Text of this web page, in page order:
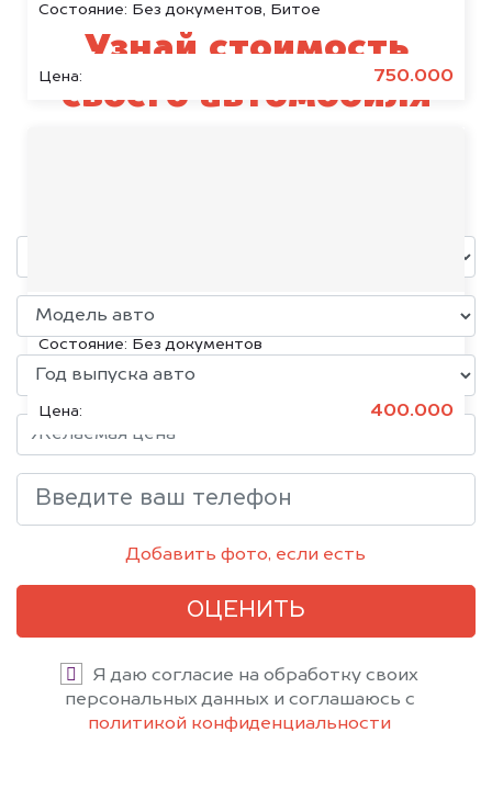
Состояние: Без документов, Битое
Цена: 750.000
Volkswagen Jetta, 2015
Состояние: Без документов
Цена: 400.000
Узнай стоимость
своего автомобиля
Добавить фото, если есть
ОЦЕНИТЬ
Я даю согласие на обработку своих
персональных данных и соглашаюсь с
политикой конфиденциальности